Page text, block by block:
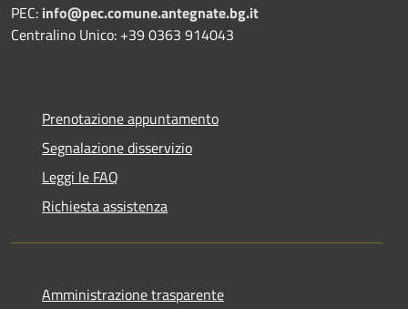
PEC: info@pec.comune.antegnate.bg.it
Centralino Unico: +39 0363 914043
Prenotazione appuntamento
Segnalazione disservizio
Leggi le FAQ
Richiesta assistenza
Amministrazione trasparente